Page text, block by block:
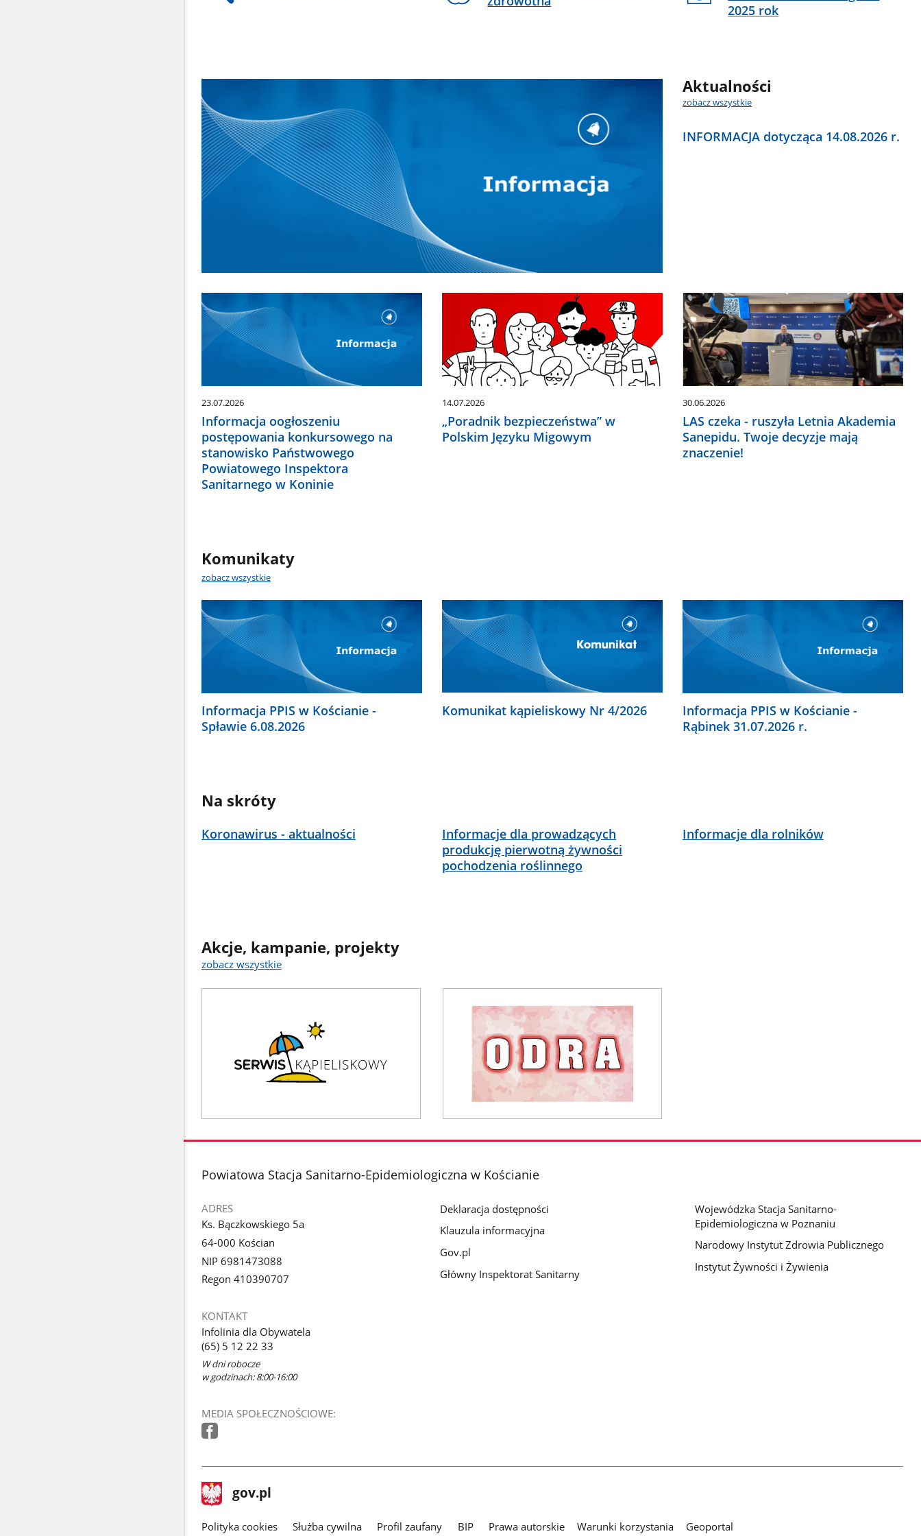
2025 rok
Aktualności
zobacz wszystkie
INFORMACJA dotycząca 14.08.2026 r.
23.07.2026
Informacja oogłoszeniu
postępowania konkursowego na
stanowisko Państwowego
Powiatowego Inspektora
Sanitarnego w Koninie
14.07.2026
„Poradnik bezpieczeństwa” w
Polskim Języku Migowym
30.06.2026
LAS czeka - ruszyła Letnia Akademia
Sanepidu. Twoje decyzje mają
znaczenie!
Komunikaty
zobacz wszystkie
Informacja PPIS w Kościanie -
Spławie 6.08.2026
Komunikat kąpieliskowy Nr 4/2026
Informacja PPIS w Kościanie -
Rąbinek 31.07.2026 r.
Na skróty
Koronawirus - aktualności
Informacje dla prowadzących
produkcję pierwotną żywności
pochodzenia roślinnego
Informacje dla rolników
Akcje, kampanie, projekty
zobacz wszystkie
stopka
Powiatowa Stacja Sanitarno-Epidemiologiczna w Kościanie
ADRES
Ks. Bączkowskiego 5a
64-000 Kościan
NIP 6981473088
Regon 410390707
KONTAKT
Infolinia dla Obywatela
(65) 5 12 22 33
W dni robocze
w godzinach: 8:00-16:00
MEDIA SPOŁECZNOŚCIOWE:
Deklaracja dostępności
Klauzula informacyjna
Gov.pl
Główny Inspektorat Sanitarny
Wojewódzka Stacja Sanitarno-
Epidemiologiczna w Poznaniu
Narodowy Instytut Zdrowia Publicznego
Instytut Żywności i Żywienia
stopka
gov.pl Strona
gov.pl
gov.pl
Polityka cookies Służba cywilna Profil zaufany BIP Prawa autorskie Warunki korzystania Geoportal